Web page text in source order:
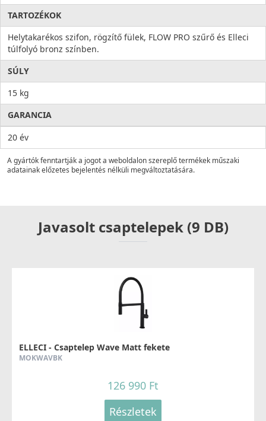
TARTOZÉKOK
Helytakarékos szifon, rögzítő fülek, FLOW PRO szűrő és Elleci
túlfolyó bronz színben.
SÚLY
15 kg
GARANCIA
20 év
A gyártók fenntartják a jogot a weboldalon szereplő termékek műszaki
adatainak előzetes bejelentés nélküli megváltoztatására.
Javasolt csaptelepek (9 DB)
ELLECI - Csaptelep Wave Matt fekete
MOKWAVBK
126 990 Ft
Részletek